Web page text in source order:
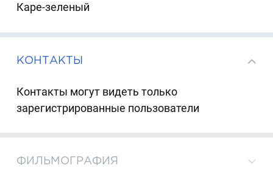
Каре-зеленый
КОНТАКТЫ
Контакты могут видеть только
зарегистрированные пользователи
ФИЛЬМОГРАФИЯ